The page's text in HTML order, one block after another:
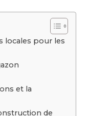
locales pour les
et la
de